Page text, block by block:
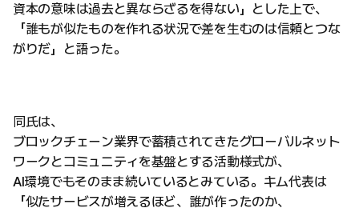
資本の意味は過去と異ならざるを得ない」とした上で、
「誰もが似たものを作れる状況で差を生むのは信頼とつな
がりだ」と語った。
同氏は、
ブロックチェーン業界で蓄積されてきたグローバルネット
ワークとコミュニティを基盤とする活動様式が、
AI環境でもそのまま続いているとみている。キム代表は
「似たサービスが増えるほど、誰が作ったのか、